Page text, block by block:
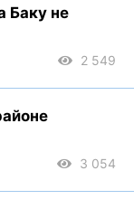
Баку не
2 549
3 054